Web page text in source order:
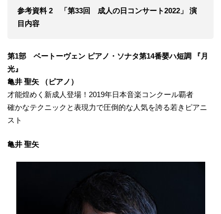
参考資料 2 「第33回 成人の日コンサート2022」 演
目内容
第1部 ベートーヴェン ピアノ・ソナタ第14番嬰ハ短調 『月
光』
亀井 聖矢 （ピアノ）
才能煌めく新成人登場！2019年日本音楽コンクール覇者
確かなテクニックと表現力で圧倒的な人気を誇る若きピアニ
スト
亀井 聖矢